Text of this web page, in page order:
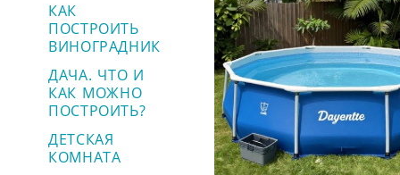
КАК
ПОСТРОИТЬ
ВИНОГРАДНИК
ДАЧА. ЧТО И
КАК МОЖНО
ПОСТРОИТЬ?
ДЕТСКАЯ
КОМНАТА